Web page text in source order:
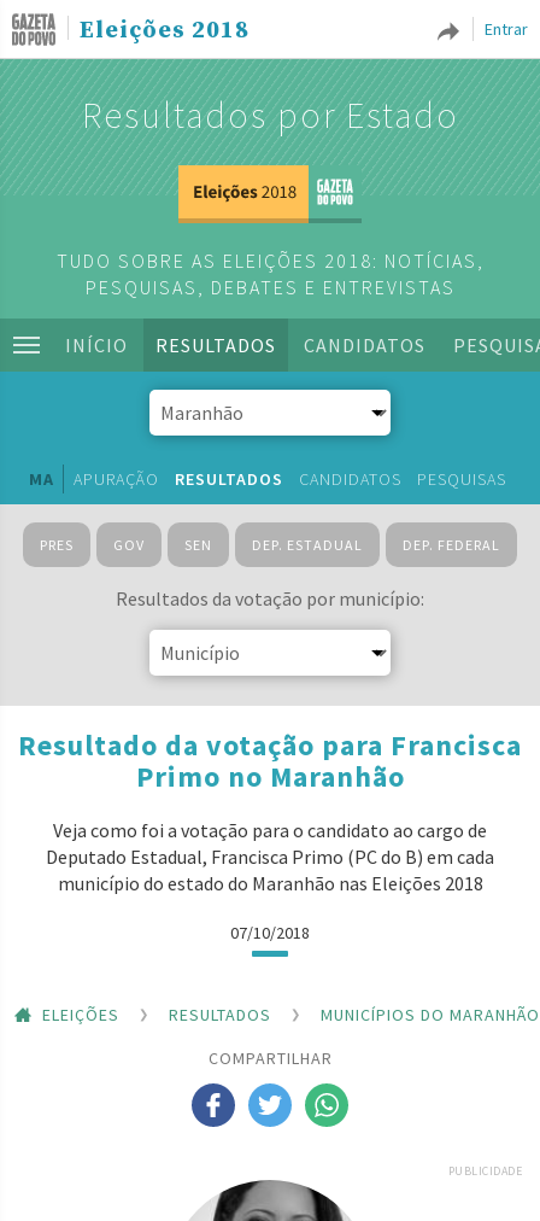
Entrar
Eleições 2018
Resultados por Estado
TUDO SOBRE AS ELEIÇÕES 2018: NOTÍCIAS,
PESQUISAS, DEBATES E ENTREVISTAS
INÍCIO RESULTADOS CANDIDATOS
MA APURAÇÃO RESULTADOS CANDIDATOS PESQUISAS
PRES GOV SEN DEP. ESTADUAL DEP. FEDERAL
Resultados da votação por município:
Resultado da votação para Francisca
Primo no Maranhão
Veja como foi a votação para o candidato ao cargo de
Deputado Estadual, Francisca Primo (PC do B) em cada
município do estado do Maranhão nas Eleições 2018
07/10/2018
ELEIÇÕES RESULTADOS
MUNICÍPIOS DO MARANHÃO
COMPARTILHAR
PUBLICIDADE